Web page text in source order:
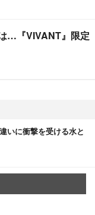
…『VIVANT』限定
いに衝撃を受ける水と